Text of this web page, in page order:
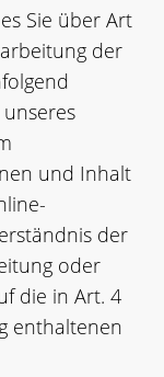
Sie über Art
der
und Inhalt
der
oder
die in Art. 4
enthaltenen